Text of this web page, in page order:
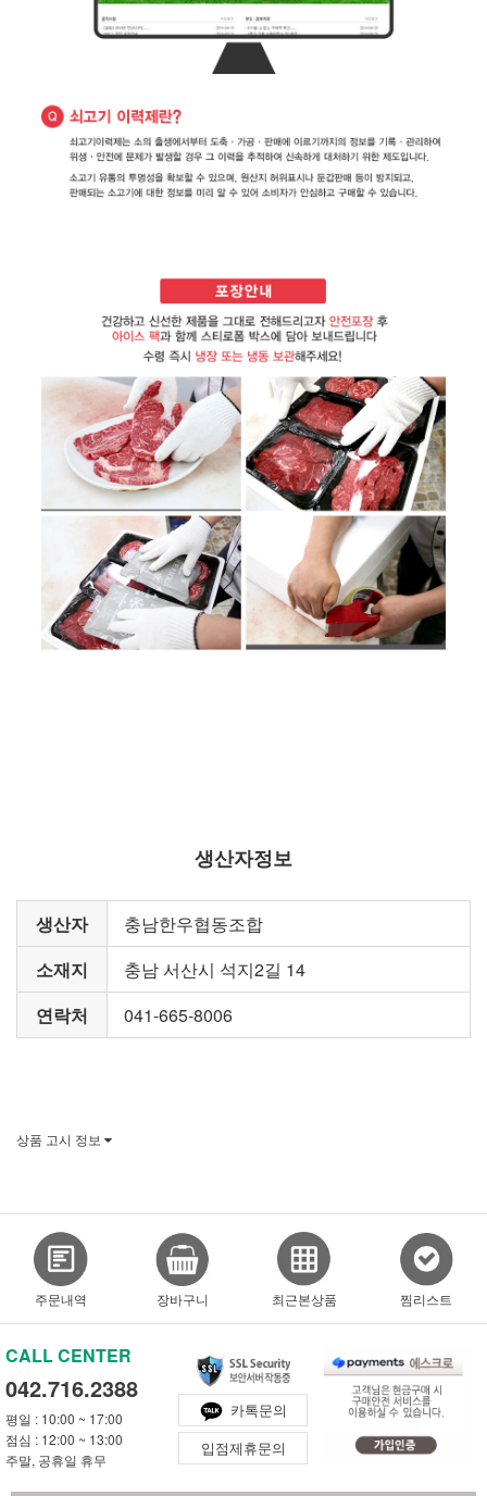
생산자정보
생산자
충남한우협동조합
소재지
충남 서산시 석지2길 14
연락처
041-665-8006
상품 고시 정보
주문내역 장바구니 최근본상품 찜리스트
CALL CENTER
042.716.2388
평일 : 10:00 ~ 17:00
점심 : 12:00 ~ 13:00
주말, 공휴일 휴무
카톡문의
입점제휴문의